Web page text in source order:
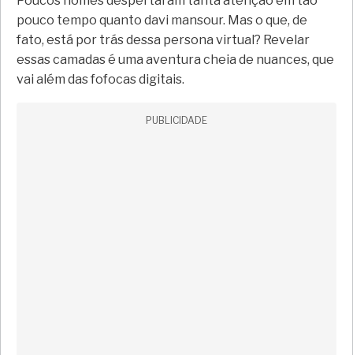
pouco tempo quanto davi mansour. Mas o que, de
fato, está por trás dessa persona virtual? Revelar
essas camadas é uma aventura cheia de nuances, que
vai além das fofocas digitais.
PUBLICIDADE